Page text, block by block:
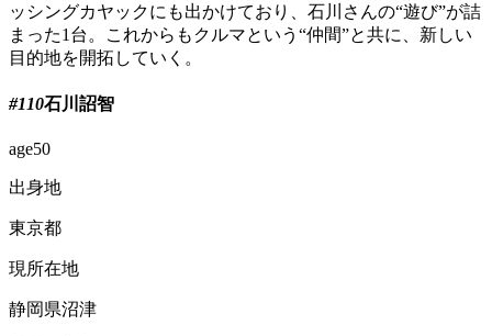
ッシングカヤックにも出かけており、石川さんの“遊び”が詰
まった1台。これからもクルマという“仲間”と共に、新しい
目的地を開拓していく。
#110石川詔智
age50
出身地
東京都
現所在地
静岡県沼津